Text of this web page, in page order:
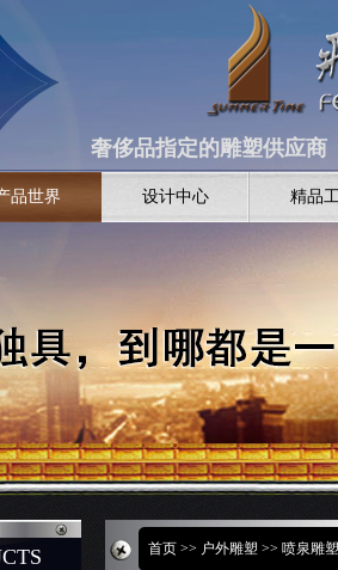
奢侈品指定的雕塑供应
品世界 设计中心 精品
首页 >> 户外雕塑 >> 喷泉雕塑